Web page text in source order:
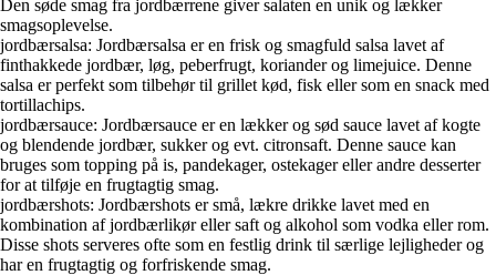
Den søde smag fra jordbærrene giver salaten en unik og lækker
smagsoplevelse.
jordbærsalsa: Jordbærsalsa er en frisk og smagfuld salsa lavet af
finthakkede jordbær, løg, peberfrugt, koriander og limejuice. Denne
salsa er perfekt som tilbehør til grillet kød, fisk eller som en snack med
tortillachips.
jordbærsauce: Jordbærsauce er en lækker og sød sauce lavet af kogte
og blendende jordbær, sukker og evt. citronsaft. Denne sauce kan
bruges som topping på is, pandekager, ostekager eller andre desserter
for at tilføje en frugtagtig smag.
jordbærshots: Jordbærshots er små, lækre drikke lavet med en
kombination af jordbærlikør eller saft og alkohol som vodka eller rom.
Disse shots serveres ofte som en festlig drink til særlige lejligheder og
har en frugtagtig og forfriskende smag.